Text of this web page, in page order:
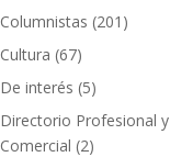
Columnistas (201)
Cultura (67)
De interés (5)
Directorio Profesional y
Comercial (2)